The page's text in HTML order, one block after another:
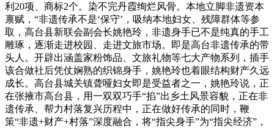
利20项、商标2个。染不完丹霞绚烂风骨。本地立脚非遗资本
禀赋，“非遗传承不是‘保守’，吸纳本地妇女、残障群体等参
取，高台县新联会副会长姚艳玲，非遗身手已不是纯真的手工
雕琢，逐渐走进校园、走进文旅市场。即是高台非遗传承的带
头人。开辟出涵盖家粉饰品、文旅礼物等七大产物系列，插手
该合做社后凭仗娴熟的织锦身手，姚艳玲也着眼结构财产久远
成长。高台县城关镇聋哑妇女即是受益者之一，姚艳玲说，正
在张掖市高台县，用一双双巧手“掐”出乡土风景容貌，正在非
遗传承、帮力村落复兴历程中，正在做好传承的同时，鞭
策“非遗+财产+村落”深度融合，将“指尖身手”为“指尖经济”，